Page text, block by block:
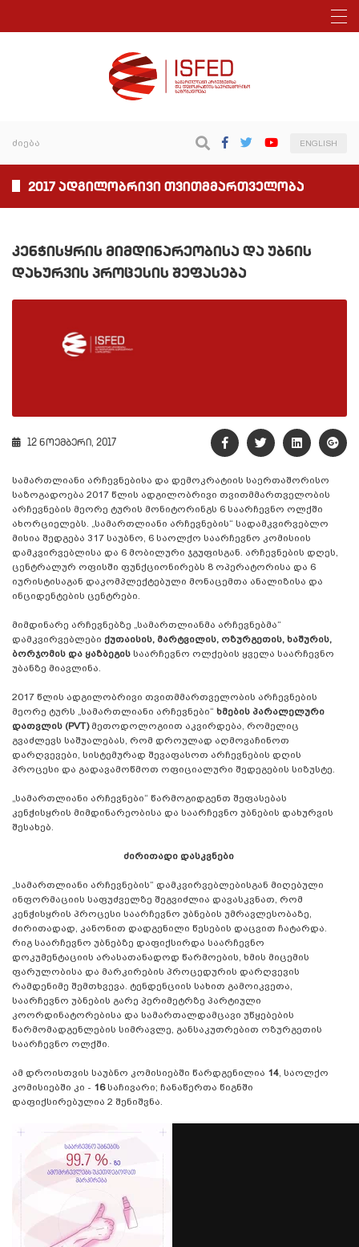
ENGLISH
2017 ადგილობრივი თვითმმართველობა
კენჭისყრის მიმდინარეობისა და უბნის
დახურვის პროცესის შეფასება
12 ნოემბერი, 2017
სამართლიანი არჩევნებისა და დემოკრატიის საერთაშორისო
საზოგადოება 2017 წლის ადგილობრივი თვითმმართველობის
არჩევნების მეორე ტურის მონიტორინგს 6 საარჩევნო ოლქში
ახორციელებს. „სამართლიანი არჩევნების“ სადამკვირვებლო
მისია შედგება 317 საუბნო, 6 საოლქო საარჩევნო კომისიის
დამკვირვებლისა და 6 მობილური ჯგუფისგან. არჩევნების დღეს,
ცენტრალურ ოფისში ფუნქციონირებს 8 ოპერატორისა და 6
იურისტისაგან დაკომპლექტებული მონაცემთა ანალიზისა და
ინციდენტების ცენტრები.
მიმდინარე არჩევნებზე „სამართლიანმა არჩევნებმა“
დამკვირვებლები ქუთაისის, მარტვილის, ოზურგეთის, ხაშურის,
ბორჯომის და ყაზბეგის საარჩევნო ოლქების ყველა საარჩევნო
უბანზე მიავლინა.
2017 წლის ადგილობრივი თვითმმართველობის არჩევნების
მეორე ტურს „სამართლიანი არჩევნები“ ხმების პარალელური
დათვლის (PVT)მეთოდოლოგიით აკვირდება, რომელიც
გვაძლევს საშუალებას, რომ დროულად აღმოვაჩინოთ
დარღვევები, სისტემურად შევაფასოთ არჩევნების დღის
პროცესი და გადავამოწმოთ ოფიციალური შედეგების სიზუსტე.
„სამართლიანი არჩევნები“ წარმოგიდგენთ შეფასებას
კენჭისყრის მიმდინარეობისა და საარჩევნო უბნების დახურვის
შესახებ.
ძირითადი დასკვნები
„სამართლიანი არჩევნების“ დამკვირვებლებისგან მიღებული
ინფორმაციის საფუძველზე შეგვიძლია დავასკვნათ, რომ
კენჭისყრის პროცესი საარჩევნო უბნების უმრავლესობაზე,
ძირითადად, კანონით დადგენილი წესების დაცვით ჩატარდა.
რიგ საარჩევნო უბნებზე დაფიქსირდა საარჩევნო
დოკუმენტაციის არასათანადოდ წარმოების, ხმის მიცემის
ფარულობისა და მარკირების პროცედურის დარღვევის
რამდენიმე შემთხვევა. ტენდენციის სახით გამოიკვეთა,
საარჩევნო უბნების გარე პერიმეტრზე პარტიული
კოორდინატორებისა და სამართალდამცავი უწყებების
წარმომადგენლების სიმრავლე, განსაკუთრებით ოზურგეთის
საარჩევნო ოლქში.
ამ დროისთვის საუბნო კომისიებში წარდგენილია 14, საოლქო
კომისიებში კი - 16საჩივარი; ჩანაწერთა წიგნში
დაფიქსირებულია 2 შენიშვნა.